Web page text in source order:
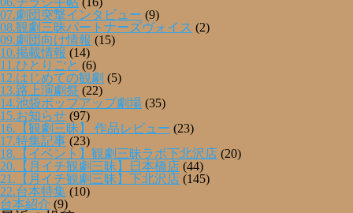
07.劇団突撃インタビュー (9)
08.観劇三昧パートナーズヴォイス (2)
09.劇団向け情報 (15)
10.掲載情報 (14)
11.ひとりごと (6)
12.はじめての観劇 (5)
13.路上演劇祭 (22)
14.池袋ポップアップ劇場 (35)
15.お知らせ (97)
16.【観劇三昧】 作品レビュー (23)
17.特集記事 (23)
18.【イベント】観劇三昧ラボ下北沢店 (20)
20.【月イチ観劇三昧】日本橋店 (44)
21.【月イチ観劇三昧】下北沢店 (145)
22.台本特集 (10)
台本紹介 (9)